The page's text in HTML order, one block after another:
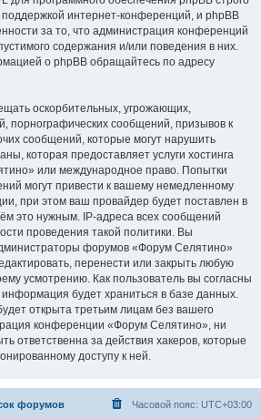
интернет-конференций, и phpBB
за то, что администрация конференций
содержания и/или поведения в них.
о phpBB обращайтесь по адресу
оскорбительных, угрожающих,
порнографических сообщений, призывов к
сообщений, которые могут нарушить
которая предоставляет услуги хостинга
или международное право. Попытки
могут привести к вашему немедленному
при этом ваш провайдер будет поставлен в
это нужным. IP-адреса всех сообщений
проведения такой политики. Вы
форумов «Форум Селятино»
перенести или закрыть любую
усмотрению. Как пользователь вы согласны
будет храниться в базе данных.
открыта третьим лицам без вашего
конференции «Форум Селятино», ни
ответственна за действия хакеров, которые
доступу к ней.
форумов Часовой пояс: UTC+03:00